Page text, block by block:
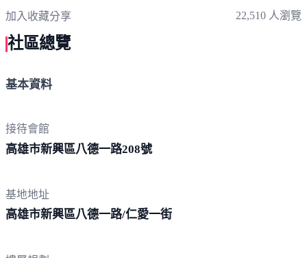
加入收藏分享 22,510 人瀏覽
社區總覽
基本資料
接待會館
高雄市新興區八德一路208號
基地地址
高雄市新興區八德一路/仁愛一街